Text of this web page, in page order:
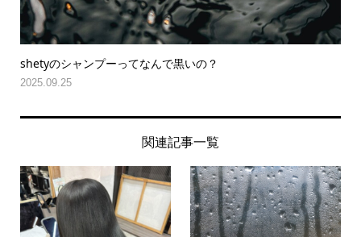
shetyのシャンプーってなんで黒いの？
2025.09.25
関連記事一覧